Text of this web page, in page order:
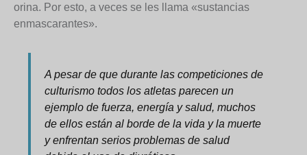
orina. Por esto, a veces se les llama «sustancias
enmascarantes».
A pesar de que durante las competiciones de
culturismo todos los atletas parecen un
ejemplo de fuerza, energía y salud, muchos
de ellos están al borde de la vida y la muerte
y enfrentan serios problemas de salud